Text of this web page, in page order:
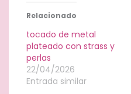
Relacionado
tocado de metal
plateado con strass y
perlas
22/04/2026
Entrada similar